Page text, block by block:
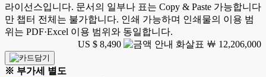
라이선스입니다. 문서의 일부나 표는 Copy & Paste 가능합니다
만 챕터 전체는 불가합니다. 인쇄 가능하며 인쇄물의 이용 범
위는 PDF·Excel 이용 범위와 동일합니다.
US $ 8,490
￦ 12,206,000
※ 부가세 별도